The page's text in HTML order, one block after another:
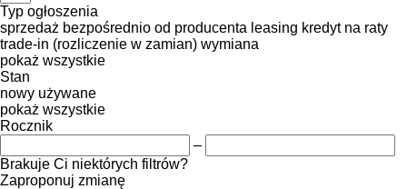
Typ ogłoszenia
sprzedaż bezpośrednio od producenta leasing kredyt na raty
trade-in (rozliczenie w zamian) wymiana
pokaż wszystkie
Stan
nowy używane
pokaż wszystkie
Rocznik
–
Brakuje Ci niektórych filtrów?
Zaproponuj zmianę